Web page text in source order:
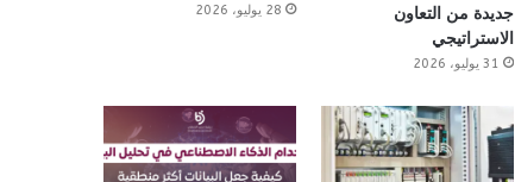
جديدة من التعاون
الاستراتيجي
31 يوليو، 2026
28 يوليو، 2026